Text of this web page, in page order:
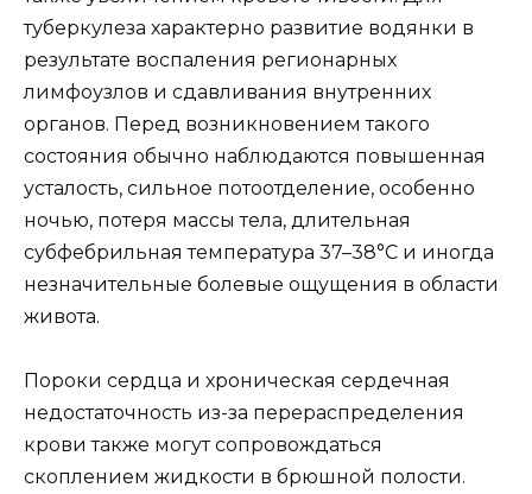
туберкулеза характерно развитие водянки в
результате воспаления регионарных
лимфоузлов и сдавливания внутренних
органов. Перед возникновением такого
состояния обычно наблюдаются повышенная
усталость, сильное потоотделение, особенно
ночью, потеря массы тела, длительная
субфебрильная температура 37–38°C и иногда
незначительные болевые ощущения в области
живота.
Пороки сердца и хроническая сердечная
недостаточность из-за перераспределения
крови также могут сопровождаться
скоплением жидкости в брюшной полости.